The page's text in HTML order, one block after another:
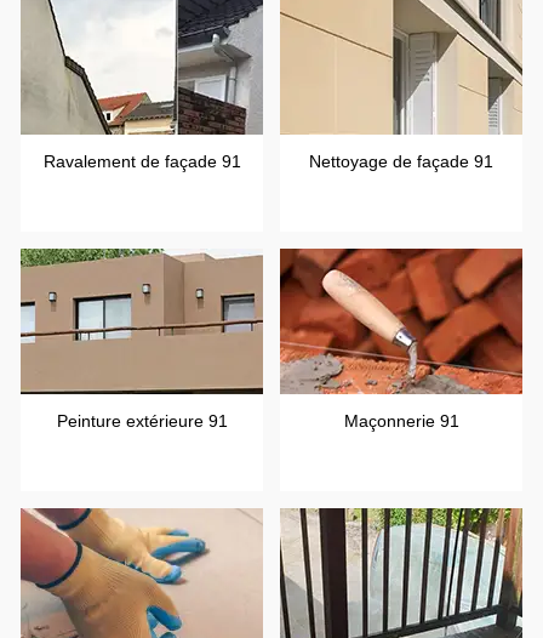
Ravalement de façade 91 Nettoyage de façade 91
Peinture extérieure 91 Maçonnerie 91